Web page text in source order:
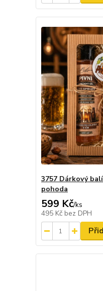
3757 Dárkový
pohoda
599 Kč/ks
495 Kč bez DPH